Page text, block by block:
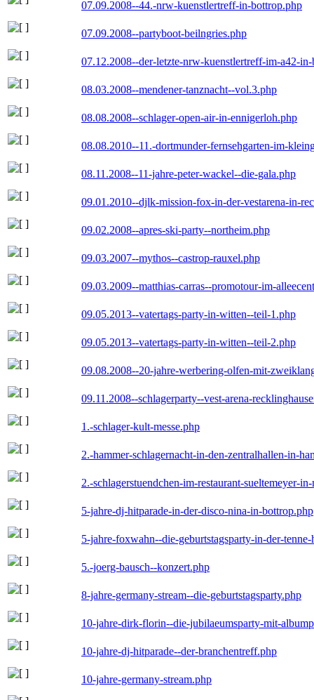
07.09.2008--44.-nrw-kuenstlertreff-in-bottrop.php
07.09.2008--partyboot-beilngries.php
07.12.2008--der-letzte-nrw-kuenstlertreff-im-a42-
08.03.2008--mendener-tanznacht--vol.3.php
08.08.2008--schlager-open-air-in-ennigerloh.php
08.08.2010--11.-dortmunder-fernsehgarten-im-
08.11.2008--11-jahre-peter-wackel--die-gala.php
09.01.2010--djlk-mission-fox-in-der-vestarena-in-
09.02.2008--apres-ski-party--northeim.php
09.03.2007--mythos--castrop-rauxel.php
09.03.2009--matthias-carras--promotour-im-
09.05.2013--vatertags-party-in-witten--teil-1.php
09.05.2013--vatertags-party-in-witten--teil-2.php
09.08.2008--20-jahre-werbering-olfen-mit-
09.11.2008--schlagerparty--vest-arena-
1.-schlager-kult-messe.php
2.-hammer-schlagernacht-in-den-zentralhallen-in-
2.-schlagerstuendchen-im-restaurant-sueltemeyer-
5-jahre-dj-hitparade-in-der-disco-nina-in-bottrop.php
5-jahre-foxwahn--die-geburtstagsparty-in-der-tenne-
5.-joerg-bausch--konzert.php
8-jahre-germany-stream--die-geburtstagsparty.php
10-jahre-dirk-florin--die-jubilaeumsparty-mit-
10-jahre-dj-hitparade--der-branchentreff.php
10-jahre-germany-stream.php